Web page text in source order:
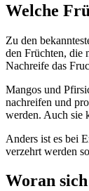
Welche
Zu den
den Früchten, die
Nachreife das
Mangos und
nachreifen und
werden. Auch sie
Anders ist es bei
verzehrt werden
Woran